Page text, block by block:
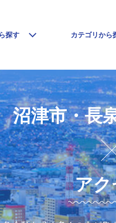
探す カテゴリから
沼津市・長
ア